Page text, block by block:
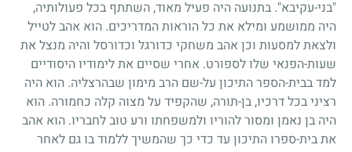
"בני-עקיבא". בתנועה היה פעיל מאוד, השתתף בכל פעולותיה,
היה ממושמע ומילא את כל הוראות המדריכים. הוא אהב לטייל
ולצאת למסעות וכן אהב משחקי כדורגל וכדורסל והיה מנצל את
שעות-הפנאי שלו לספורט. אחרי שסיים את לימודיו היסודיים
למד בבית-הספר התיכון על-שם הרב מימון שבהרצליה. הוא היה
רציני בכל דרכיו, בן-תורה, שהקפיד על מצוה קלה כחמורה. הוא
היה בן נאמן ומסור להוריו ולמשפחתו ורע טוב לחבריו. הוא אהב
את בית-ספרו התיכון עד כדי כך שהמשיך ללמוד בו גם לאחר